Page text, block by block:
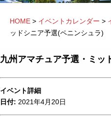
HOME > イベントカレンダー >
ッドシニア予選(ペニンシュラ)
九州アマチュア予選・ミッ
イベント詳細
日付: 2021年4月20日